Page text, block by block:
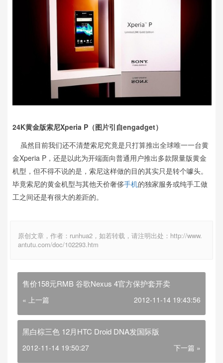
24K黄金版索尼Xperia P（图片引自engadget）
虽然目前我们还不清楚索尼究竟是只打算推出全球唯一一台黄
金Xperia P，还是以此为开端面向普通用户推出多款限量版黄金
机型，但不得不说的是，索尼这样做的目的其实只是转个噱头。
毕竟索尼的黄金机型与其他天价奢侈手机的独家服务或纯手工做
工之间还是有很大的差距的。
原创文章，作者：runhua2，如若转载，请注明出处：http://www.
antutu.com/doc/102293.htm
售价158元RMB 谷歌Nexus 4官方保护套开卖
« 上一篇 2012-11-14 19:43:56
黑白棕三色 12月HTC Droid DNA发国际版
2012-11-14 19:50:27 下一篇 »